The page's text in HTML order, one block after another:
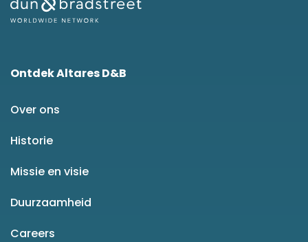
Ontdek Altares D&B
Over ons
Historie
Missie en visie
Duurzaamheid
Careers